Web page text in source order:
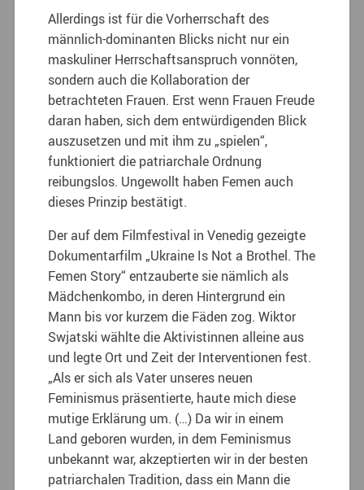
Allerdings ist für die Vorherrschaft des
männlich-dominanten Blicks nicht nur ein
maskuliner Herrschaftsanspruch vonnöten,
sondern auch die Kollaboration der
betrachteten Frauen. Erst wenn Frauen Freude
daran haben, sich dem entwürdigenden Blick
auszusetzen und mit ihm zu „spielen“,
funktioniert die patriarchale Ordnung
reibungslos. Ungewollt haben Femen auch
dieses Prinzip bestätigt.
Der auf dem Filmfestival in Venedig gezeigte
Dokumentarfilm „Ukraine Is Not a Brothel. The
Femen Story“ entzauberte sie nämlich als
Mädchenkombo, in deren Hintergrund ein
Mann bis vor kurzem die Fäden zog. Wiktor
Swjatski wählte die Aktivistinnen alleine aus
und legte Ort und Zeit der Interventionen fest.
„Als er sich als Vater unseres neuen
Feminismus präsentierte, haute mich diese
mutige Erklärung um. (…) Da wir in einem
Land geboren wurden, in dem Feminismus
unbekannt war, akzeptierten wir in der besten
patriarchalen Tradition, dass ein Mann die